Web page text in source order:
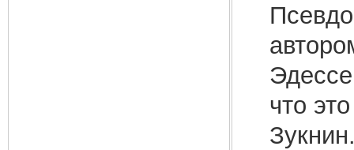
что